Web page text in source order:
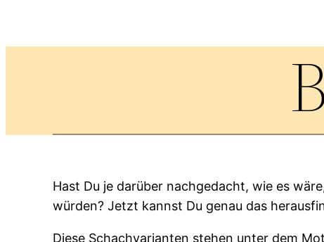
Hast Du je darüber nachgedacht, wie es
würden? Jetzt kannst Du genau das
Diese Schachvarianten stehen unter dem